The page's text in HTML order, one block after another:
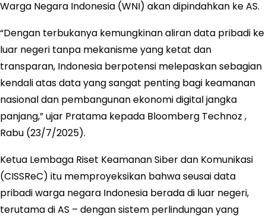
Warga Negara Indonesia (WNI) akan dipindahkan ke AS.
“Dengan terbukanya kemungkinan aliran data pribadi ke
luar negeri tanpa mekanisme yang ketat dan
transparan, Indonesia berpotensi melepaskan sebagian
kendali atas data yang sangat penting bagi keamanan
nasional dan pembangunan ekonomi digital jangka
panjang,” ujar Pratama kepada Bloomberg Technoz ,
Rabu (23/7/2025).
Ketua Lembaga Riset Keamanan Siber dan Komunikasi
(CISSReC) itu memproyeksikan bahwa seusai data
pribadi warga negara Indonesia berada di luar negeri,
terutama di AS – dengan sistem perlindungan yang